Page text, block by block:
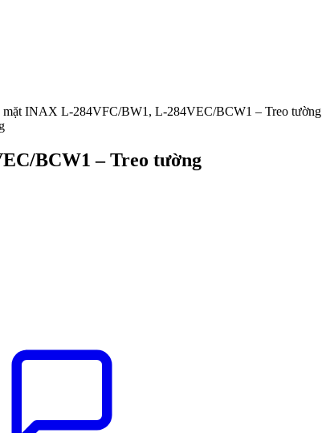
mặt INAX L-284VFC/BW1, L-284VEC/BCW1 – Treo tường
BCW1 – Treo tường